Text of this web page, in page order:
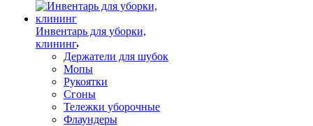
Инвентарь для уборки,
клининг
Держатели для шубок
Мопы
Рукоятки
Сгоны
Тележки уборочные
Флаундеры